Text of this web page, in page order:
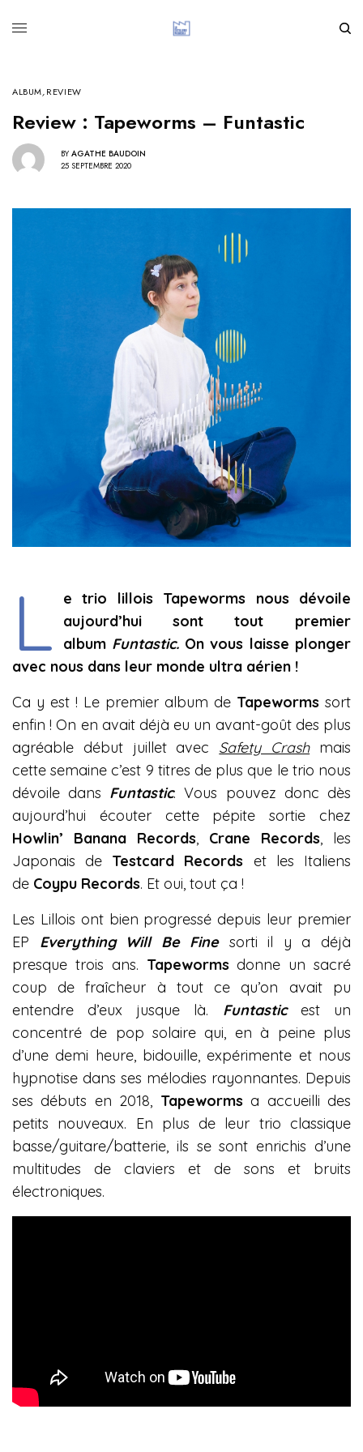
ALBUM,REVIEW
Review : Tapeworms – Funtastic
BY AGATHE BAUDOIN
25 SEPTEMBRE 2020
L
e trio lillois Tapeworms nous dévoile
aujourd’hui sont tout premier
album Funtastic. On vous laisse plonger
avec nous dans leur monde ultra aérien !
Ca y est ! Le premier album de Tapewormssort
enfin ! On en avait déjà eu un avant-goût des plus
agréable début juillet avec Safety Crashmais
cette semaine c’est 9 titres de plus que le trio nous
dévoile dans Funtastic. Vous pouvez donc dès
aujourd’hui écouter cette pépite sortie chez
Howlin’ Banana Records, Crane Records, les
Japonais de Testcard Records et les Italiens
de Coypu Records. Et oui, tout ça !
Les Lillois ont bien progressé depuis leur premier
EP Everything Will Be Fine sorti il y a déjà
presque trois ans. Tapewormsdonne un sacré
coup de fraîcheur à tout ce qu’on avait pu
entendre d’eux jusque là. Funtastic
est un
concentré de pop solaire qui, en à peine plus
d’une demi heure, bidouille, expérimente et nous
hypnotise dans ses mélodies rayonnantes. Depuis
ses débuts en 2018, Tapewormsa accueilli des
petits nouveaux. En plus de leur trio classique
basse/guitare/batterie, ils se sont enrichis d’une
multitudes de claviers et de sons et bruits
électroniques.